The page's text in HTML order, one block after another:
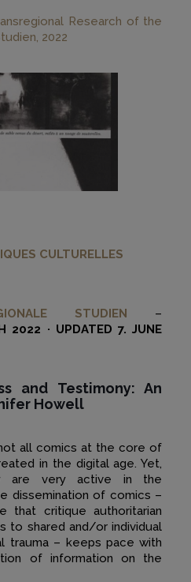
Research of the
2022
CULTURELLES
STUDIEN
–
2022 · UPDATED 7. JUNE
and Testimony: An
Howell
all comics at the core of
in the digital age. Yet,
are very active in the
dissemination of comics –
that critique authoritarian
to shared and/or individual
trauma – keeps pace with
of information on the